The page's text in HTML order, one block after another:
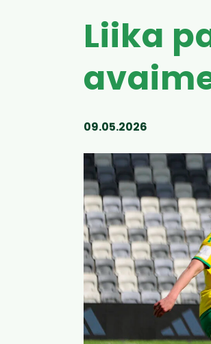
Liika
09.05.2026